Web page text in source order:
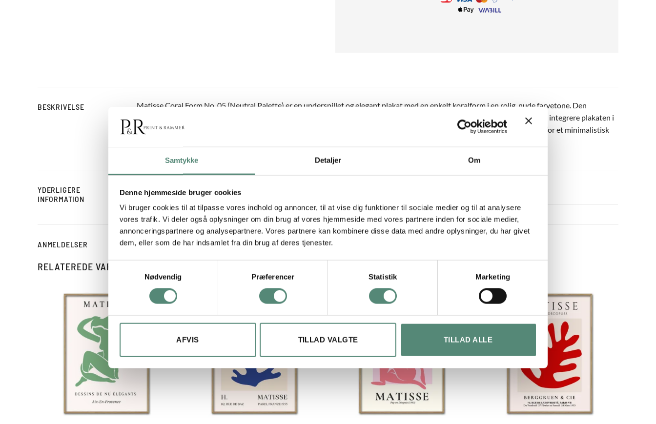
Samtykke Detaljer Om
Denne hjemmeside bruger cookies
Vi bruger cookies til at tilpasse vores indhold og annoncer, til at vise dig funktioner til sociale medier og til at analysere
vores trafik. Vi deler også oplysninger om din brug af vores hjemmeside med vores partnere inden for sociale medier,
annonceringspartnere og analysepartnere. Vores partnere kan kombinere disse data med andre oplysninger, du har givet
dem, eller som de har indsamlet fra din brug af deres tjenester.
Samtykkevalg
Nødvendig
Præferencer Statistik Marketing
AFVIS TILLAD VALGTE TILLAD ALLE
BESKRIVELSE
Matisse Coral Form No. 05 (Neutral Palette) er en underspillet og elegant plakat med en enkelt koralform i en rolig, nude farvetone. Den
velkendte papirklip-silhuet giver motivet karakter og kunstnerisk dybde, mens den afdæmpede farvepalette gør det nemt at integrere plakaten i
både moderne og klassiske rum. Det er et stilrent valg til dig, der holder af rolig æstetik og autentisk kunst. Hæng den alene for et minimalistisk
YDERLIGERE
INFORMATION
STØRRELSE
ANMELDELSER
RELATEREDE VARER